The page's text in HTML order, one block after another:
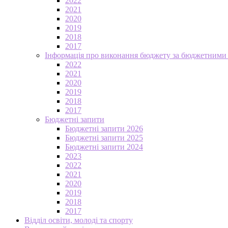
2021
2020
2019
2018
2017
Інформація про виконання бюджету за
2022
2021
2020
2019
2018
2017
Бюджетні запити
Бюджетні запити 2026
Бюджетні запити 2025
Бюджетні запити 2024
2023
2022
2021
2020
2019
2018
2017
Відділ освіти, молоді та спорту